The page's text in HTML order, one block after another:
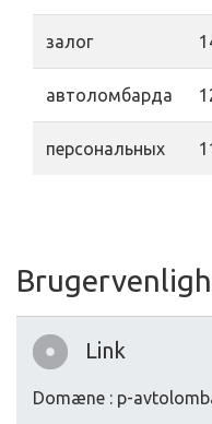
залог
автоломбарда
персональных
Link
Domæne : p-